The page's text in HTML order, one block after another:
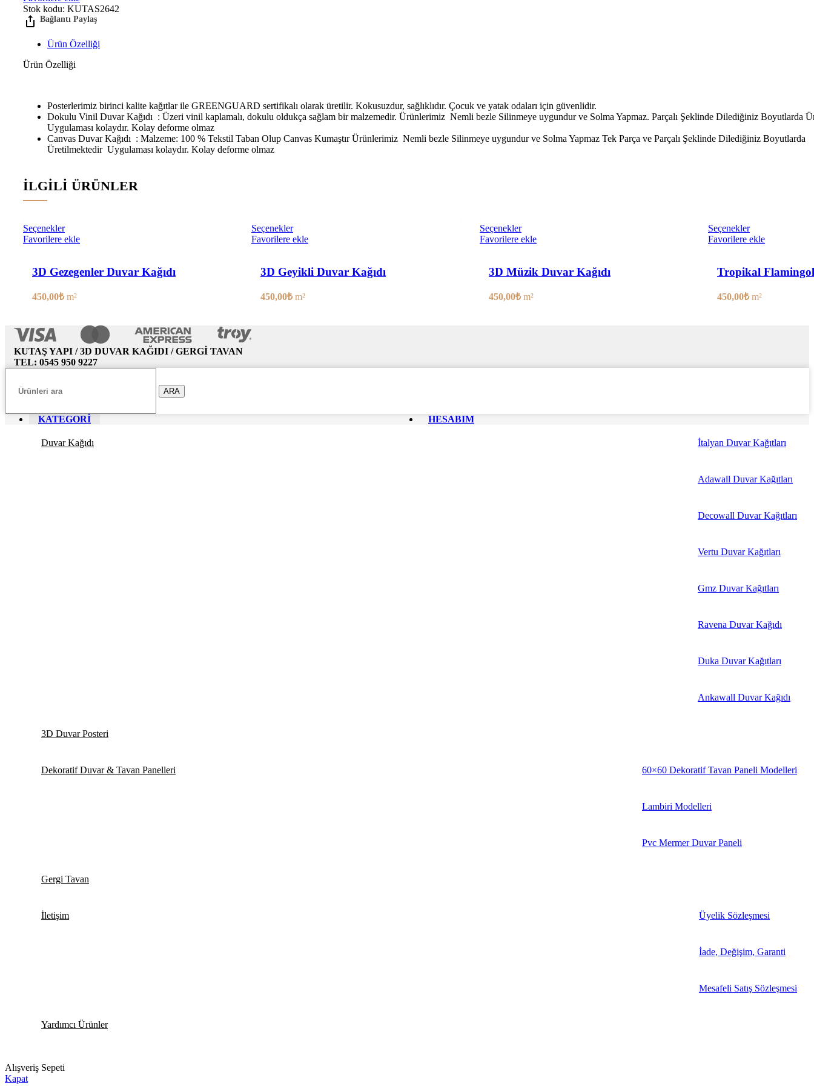
Stok kodu: KUTAS2642
Ürün Özelliği
Ürün Özelliği
Posterlerimiz birinci kalite kağıtlar ile GREENGUARD sertifikalı olarak üretilir. Kokusuzdur, sağlıklıdır. Çocuk ve yatak odaları için güvenlidir.
Dokulu Vinil Duvar Kağıdı : Üzeri vinil kaplamalı, dokulu oldukça sağlam bir malzemedir. Ürünlerimiz Nemli bezle Silinmeye uygundur ve Solma Yapmaz. Parçalı Şeklinde Dilediğiniz Boyutlarda
Uygulaması kolaydır. Kolay deforme olmaz
Canvas Duvar Kağıdı : Malzeme: 100 % Tekstil Taban Olup Canvas Kumaştır Ürünlerimiz Nemli bezle Silinmeye uygundur ve Solma Yapmaz Tek Parça ve Parçalı Şeklinde Dilediğiniz Boyutlarda
Üretilmektedir Uygulaması kolaydır. Kolay deforme olmaz
İLGILI ÜRÜNLER
Seçenekler
Favorilere ekle
3D Gezegenler Duvar Kağıdı
450,00₺m²
Seçenekler
Favorilere ekle
3D Geyikli Duvar Kağıdı
450,00₺m²
Seçenekler
Favorilere ekle
3D Müzik Duvar Kağıdı
450,00₺m²
Seçenekler
Favorilere ekle
Tropikal
450,00₺m²
KUTAŞ YAPI / 3D DUVAR KAĞIDI / GERGİ TAVAN
TEL: 0545 950 9227
ARA
KATEGORİ HESABIM
Duvar Kağıdı İtalyan Duvar Kağıtları
Adawall Duvar Kağıtları
Decowall Duvar Kağıtları
Vertu Duvar Kağıtları
Gmz Duvar Kağıtları
Ravena Duvar Kağıdı
Duka Duvar Kağıtları
Ankawall Duvar Kağıdı
3D Duvar Posteri
Dekoratif Duvar & Tavan Panelleri 60×60 Dekoratif Tavan Paneli Modelleri
Lambiri Modelleri
Pvc Mermer Duvar Paneli
Gergi Tavan
İletişim Üyelik Sözleşmesi
İade, Değişim, Garanti
Mesafeli Satış Sözleşmesi
Yardımcı Ürünler
Alışveriş Sepeti
Kapat